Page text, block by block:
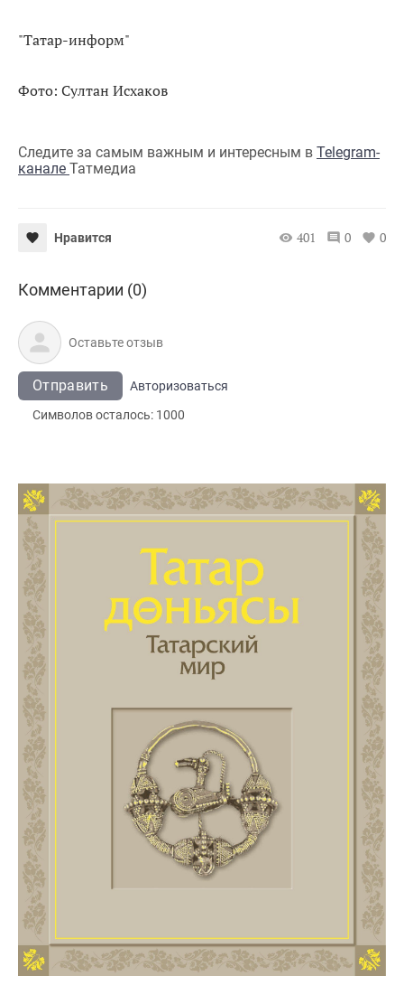
"Татар-информ"
Фото: Султан Исхаков
Следите за самым важным и интересным в Telegram-
канале Татмедиа
Нравится 401 0 0
Комментарии (0)
Отправить
Авторизоваться
Символов осталось: 1000